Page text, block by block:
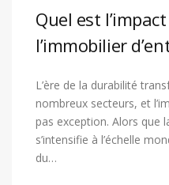
Quel est
l’immobilier
L’ère de la durabilité
nombreux secteurs, et
pas exception. Alors que
s’intensifie à l’échelle
du…